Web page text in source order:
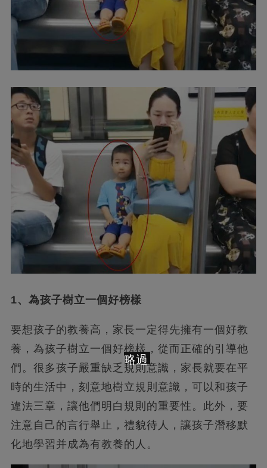
1、為孩子樹立一個好榜樣
要想孩子的教養高，家長一定得先擁有一個好教
養，為孩子樹立一個好榜樣，從而正確的引導他
們。很多孩子嚴重缺乏規則意識，家長就要在平
時的生活中，刻意地樹立規則意識，可以和孩子
違法三章，讓他們明白規則的重要性。此外，要
注意自己的言行舉止，禮貌待人，讓孩子潛移默
化地學習并成為有教養的人。
略過